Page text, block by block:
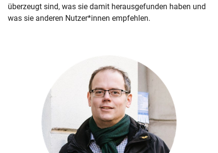
überzeugt sind, was sie damit herausgefunden haben und
was sie anderen Nutzer*innen empfehlen.